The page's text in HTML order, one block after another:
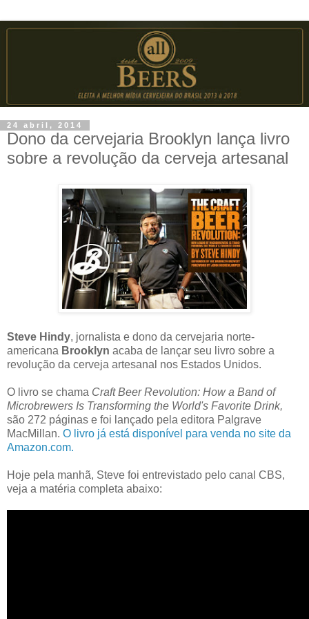
24 abril, 2014
Dono da cervejaria Brooklyn lança livro
sobre a revolução da cerveja artesanal
Steve Hindy, jornalista e dono da cervejaria norte-
americana Brooklyn acaba de lançar seu livro sobre a
revolução da cerveja artesanal nos Estados Unidos.
O livro se chama Craft Beer Revolution: How a Band of
Microbrewers Is Transforming the World's Favorite Drink,
são 272 páginas e foi lançado pela editora Palgrave
MacMillan. O livro já está disponível para venda no site da
Amazon.com.
Hoje pela manhã, Steve foi entrevistado pelo canal CBS,
veja a matéria completa abaixo: